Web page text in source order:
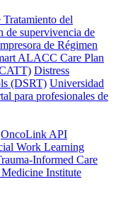
del
de supervivencia de
de Régimen
ALACC Care Plan
Distress
(DSRT) Universidad
para profesionales de
OncoLink API
Work Learning
Informed Care
Institute